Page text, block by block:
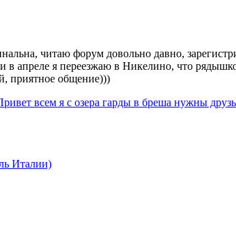
читаю форум довольно давно,
и в апреле я переезжаю в Никелино, что
приятное общение)))
всем я с озера гарды в бреша нужны
Италии)